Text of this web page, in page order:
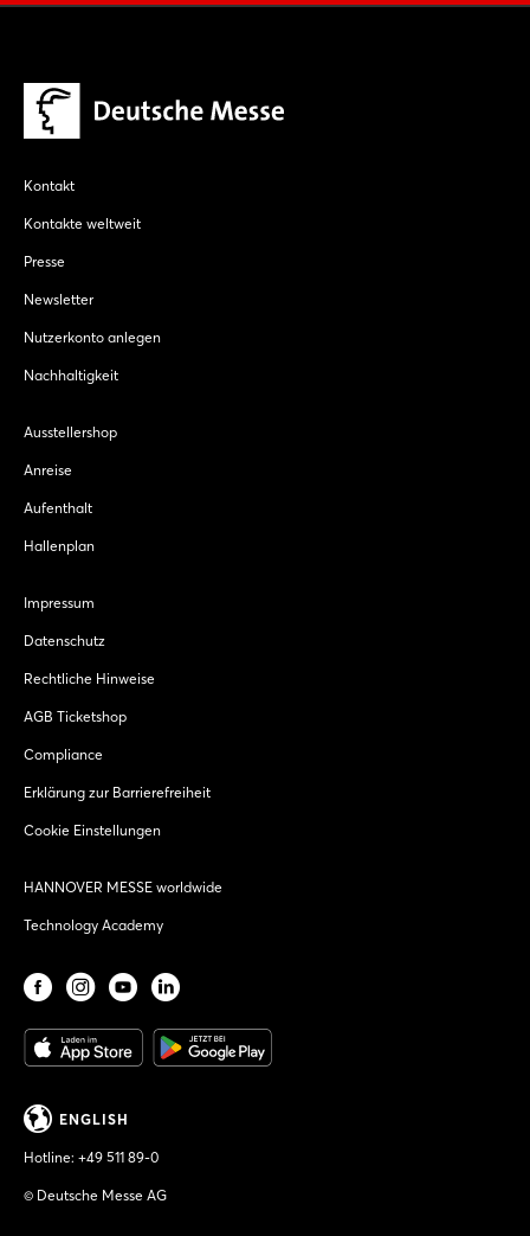
Kontakt
Kontakte weltweit
Presse
Newsletter
Nutzerkonto anlegen
Nachhaltigkeit
Ausstellershop
Anreise
Aufenthalt
Hallenplan
Impressum
Datenschutz
Rechtliche Hinweise
AGB Ticketshop
Compliance
Erklärung zur Barrierefreiheit
Cookie Einstellungen
HANNOVER MESSE worldwide
Technology Academy
ENGLISH
Hotline: +49 511 89-0
© Deutsche Messe AG